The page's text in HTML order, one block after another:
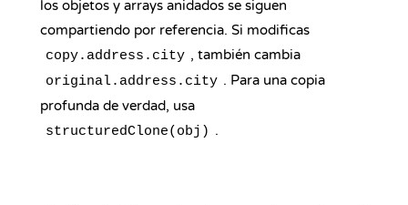
los objetos y arrays anidados se siguen
compartiendo por referencia. Si modificas
copy.address.city , también cambia
original.address.city . Para una copia
profunda de verdad, usa
structuredClone(obj) .